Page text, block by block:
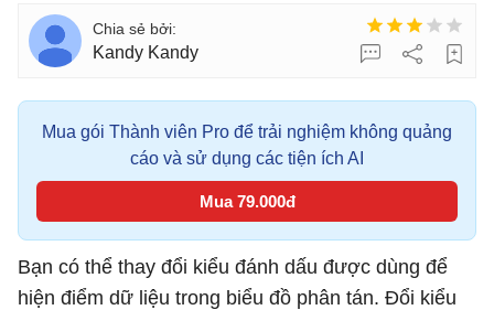
Kandy Kandy
Mua gói Thành viên Pro để trải nghiệm không quảng
cáo và sử dụng các tiện ích AI
Mua 79.000đ
Bạn có thể thay đổi kiểu đánh dấu được dùng để
hiện điểm dữ liệu trong biểu đồ phân tán. Đổi kiểu